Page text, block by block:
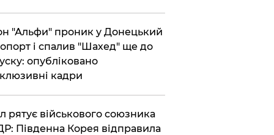
"Альфи" проник у Донецький
і спалив "Шахед" ще до
опубліковано
кадри
рятує військового союзника
Південна Корея відправила